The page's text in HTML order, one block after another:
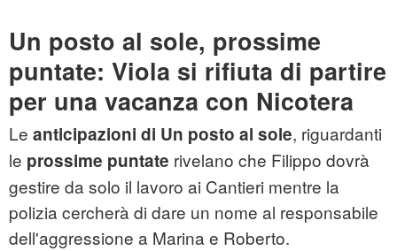
Un posto al sole, prossime
puntate: Viola si rifiuta di partire
per una vacanza con Nicotera
Le anticipazioni di Un posto al sole, riguardanti
le prossime puntate rivelano che Filippo dovrà
gestire da solo il lavoro ai Cantieri mentre la
polizia cercherà di dare un nome al responsabile
dell'aggressione a Marina e Roberto.